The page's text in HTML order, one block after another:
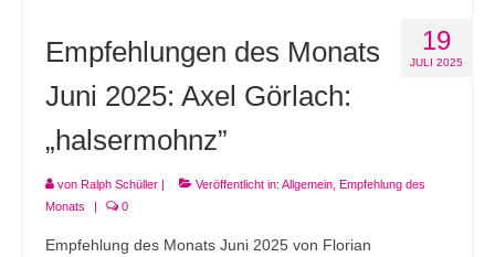
19
JULI 2025
Empfehlungen des Monats
Juni 2025: Axel Görlach:
„halsermohnz”
von Ralph Schüller | Veröffentlicht in: Allgemein Empfehlung des
Monats
| 0
Empfehlung des Monats Juni 2025 von Florian